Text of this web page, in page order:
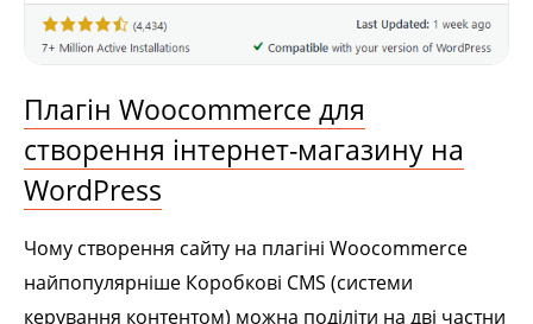
Плагін Woocommerce для
створення інтернет-магазину на
WordPress
Чому створення сайту на плагіні Woocommerce
найпопулярніше Коробкові CMS (системи
керування контентом) можна поділіти на дві частни